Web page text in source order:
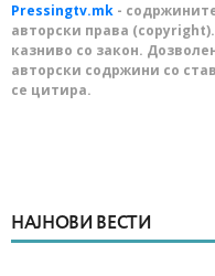
Pressingtv.mk -
авторски права
казниво со закон.
авторски содржини со
се цитира.
НАЈНОВИ ВЕСТИ